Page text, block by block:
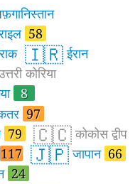
58
🇮🇷ईरान
कोरिया
8
97
79 🇨🇨 कोकोस द्वीप
117 🇯🇵जापान 66
24